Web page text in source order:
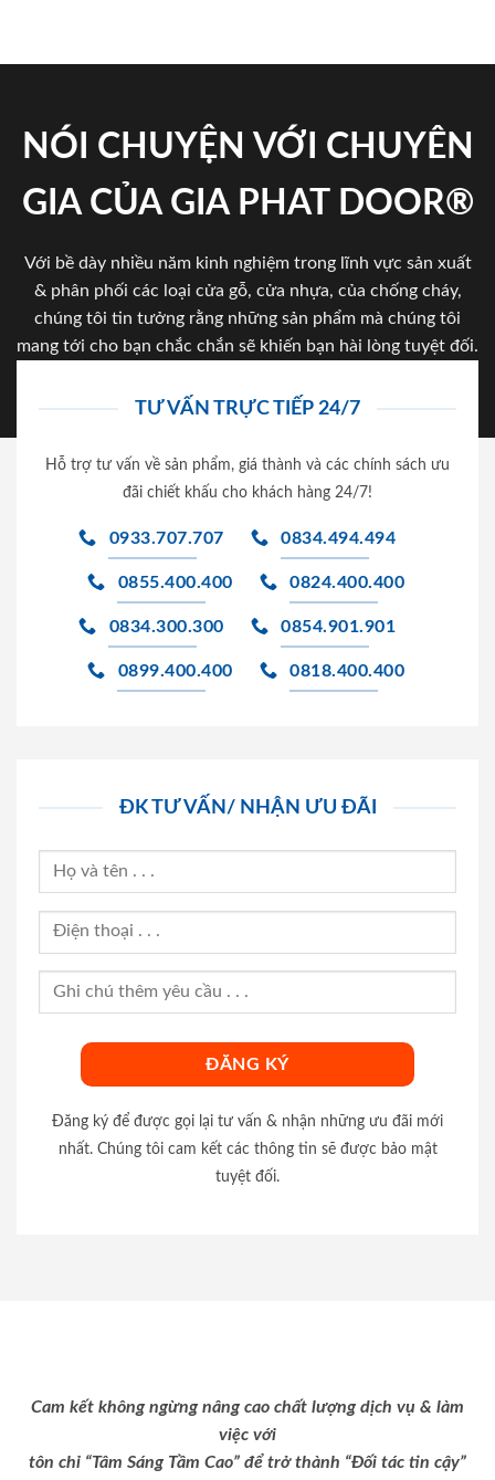
NÓI CHUYỆN VỚI CHUYÊN
GIA CỦA GIA PHAT DOOR®
Với bề dày nhiều năm kinh nghiệm trong lĩnh vực sản xuất
& phân phối các loại cửa gỗ, cửa nhựa, của chống cháy,
chúng tôi tin tưởng rằng những sản phẩm mà chúng tôi
mang tới cho bạn chắc chắn sẽ khiến bạn hài lòng tuyệt đối.
TƯ VẤN TRỰC TIẾP 24/7
Hỗ trợ tư vấn về sản phẩm, giá thành và các chính sách ưu
đãi chiết khấu cho khách hàng 24/7!
0933.707.707 0834.494.494
0855.400.400 0824.400.400
0834.300.300 0854.901.901
0899.400.400 0818.400.400
ĐK TƯ VẤN/ NHẬN ƯU ĐÃI
Đăng ký để được gọi lại tư vấn & nhận những ưu đãi mới
nhất. Chúng tôi cam kết các thông tin sẽ được bảo mật
tuyệt đối.
Cam kết không ngừng nâng cao chất lượng dịch vụ & làm
việc với
tôn chỉ “Tâm Sáng Tầm Cao” để trở thành “Đối tác tin cậy”